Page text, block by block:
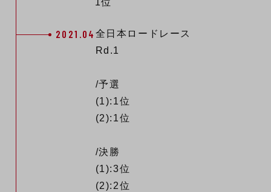
1位
2021.04 全日本ロードレース
Rd.1
/予選
(1):1位
(2):1位
/決勝
(1):3位
(2):2位